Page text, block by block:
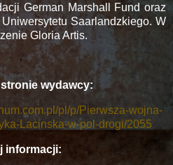
German Marshall Fund oraz
Saarlandzkiego. W
Gloria Artis.
wydawcy:
pl/p/Pierwsza-wojna-
Lacinska-w-pol-drogi/2055
informacji: